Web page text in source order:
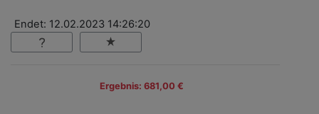
Endet: 12.02.2023 14:26:20
Ergebnis: 681,00 €